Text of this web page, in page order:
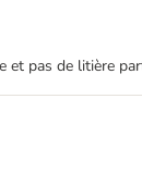
pas de litière